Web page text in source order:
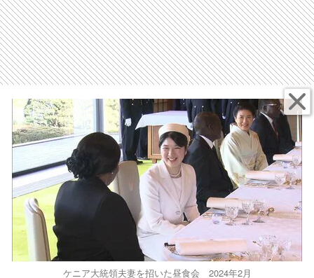
ケニア大統領夫妻を招いた昼食会 2024年2月